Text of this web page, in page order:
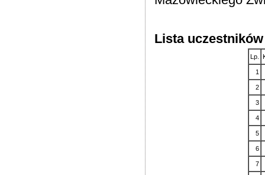
Lista uczestników
Lp.
1
2
3
4
5
6
7